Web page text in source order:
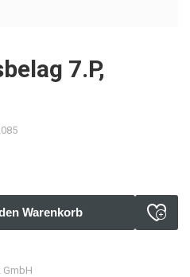
7.P,
Warenkorb